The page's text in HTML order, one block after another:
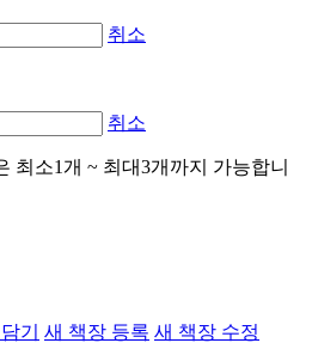
취소
취소
최소1개 ~ 최대3개까지 가능합니
기 새 책장 등록 새 책장 수정